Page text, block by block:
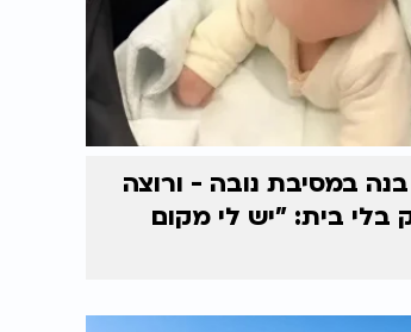
במסיבת נובה - ורוצה
בלי בית: "יש לי מקום